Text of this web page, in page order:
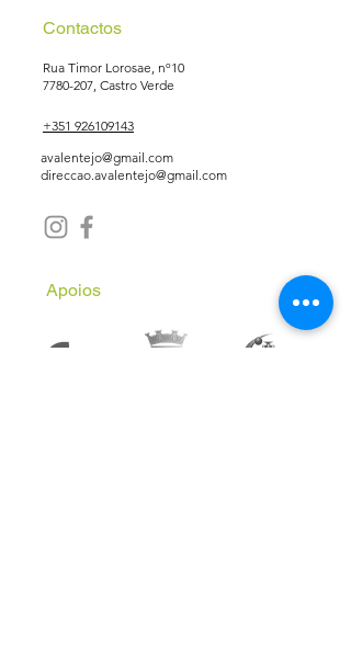
Contactos
Rua Timor Lorosae, nº10
7780-207, Castro Verde
+351 926109143
avalentejo@gmail.com
direccao.avalentejo@gmail.com
Apoios